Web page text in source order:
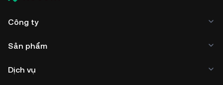
Công ty
Sản phẩm
Dịch vụ